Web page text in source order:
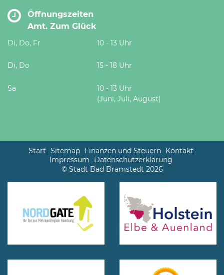
Öffnungszeiten
Amt. Zum Glück
Di, Do, Fr 10 - 13 Uhr
Di, Do 15 - 18 Uhr
Sa
10 - 13 Uhr
(Juni, Juli, August)
Start Sitemap Finanzen und Steuern Kontakt
Impressum
Datenschutzerklärung
© Stadt Bad Bramstedt 2026